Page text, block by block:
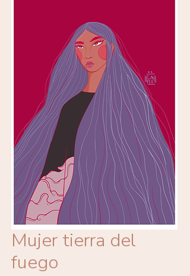
Mujer tierra del
fuego